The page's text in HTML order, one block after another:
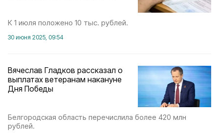
К 1 июля положено 10 тыс. рублей.
30 июня 2025, 09:54
Вячеслав Гладков рассказал о
выплатах ветеранам накануне
Дня Победы
Белгородская область перечислила более 420 млн
рублей.